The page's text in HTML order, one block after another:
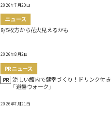
2026年7月20日
ニュース
8/5枚方から花火見えるかも
2026年8月2日
PRニュース
PR 涼しい館内で健幸づくり！ドリンク付き
｢避暑ウォーク｣
2026年7月21日